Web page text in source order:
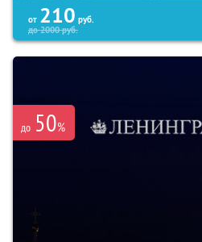
от 210 руб.
до2000руб.
до 50%